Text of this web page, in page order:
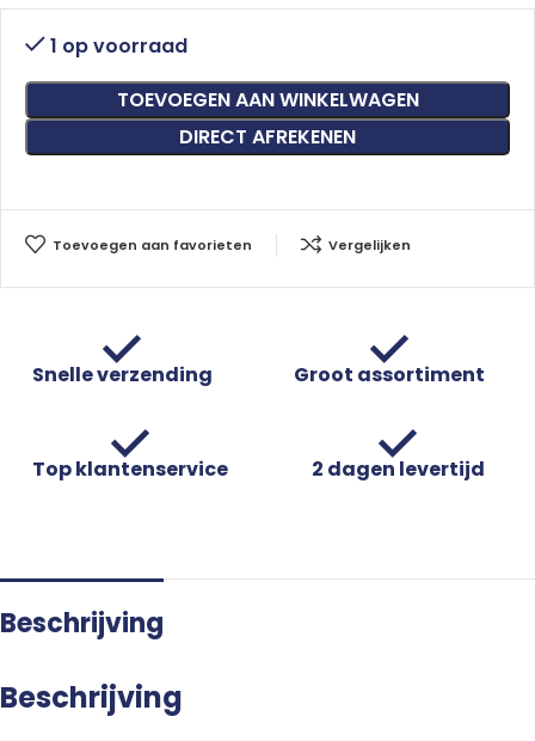
1 op voorraad
TOEVOEGEN AAN WINKELWAGEN
DIRECT AFREKENEN
Toevoegen aan favorieten Vergelijken
Snelle verzending Groot assortiment
Top klantenservice 2 dagen levertijd
Beschrijving
Beschrijving